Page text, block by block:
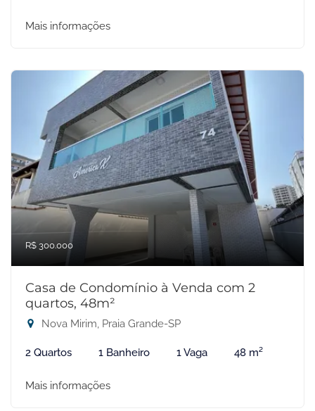
Mais informações
R$ 300.000
Casa de Condomínio à Venda com 2
quartos, 48m²
Nova Mirim, Praia Grande-SP
2 Quartos 1 Banheiro 1 Vaga 48 m²
Mais informações